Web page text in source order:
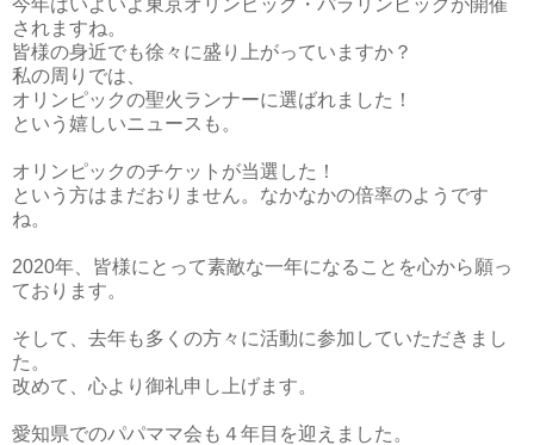
されますね。
皆様の身近でも徐々に盛り上がっていますか？
私の周りでは、
オリンピックの聖火ランナーに選ばれました！
という嬉しいニュースも。
オリンピックのチケットが当選した！
という方はまだおりません。なかなかの倍率のようです
ね。
2020年、皆様にとって素敵な一年になることを心から願っ
ております。
そして、去年も多くの方々に活動に参加していただきまし
た。
改めて、心より御礼申し上げます。
愛知県でのパパママ会も４年目を迎えました。